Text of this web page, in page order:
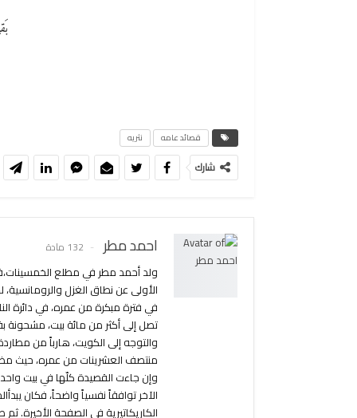
قصائد عامه نثريه
شارك
احمد مطر 132 مادة
ولد أحمد مطر في مطلع
الأولى عن نطاق الغزل
في فترة مبكرة من عمره، في دائرة
تصل إلى أكثر من مائة بيت، مشحونة
والتوجه إلى الكويت، هارباً من
منتصف العشرينات من عمره، حيث
وإن جاءت القصيدة كلّها في بيت
الآخر توافقاً نفسياً واضحاً، فكان